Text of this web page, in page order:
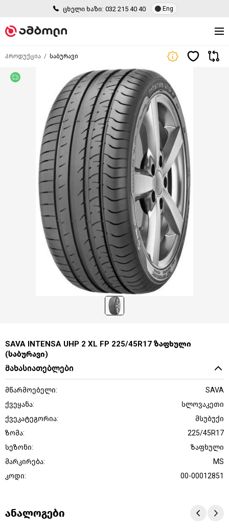
ცხელი ხაზი: 032 215 40 40 Eng
პროდუქცია საბურავი
SAVA INTENSA UHP 2 XL FP 225/45R17 ზაფხული
(საბურავი)
მახასიათებლები
მწარმოებელი:
SAVA
ქვეყანა:
სლოვაკეთი
ქვეკატეგორია:
მსუბუქი
ზომა:
225/45R17
სეზონი:
ზაფხული
მარკირება:
MS
კოდი:
00-00012851
ანალოგები